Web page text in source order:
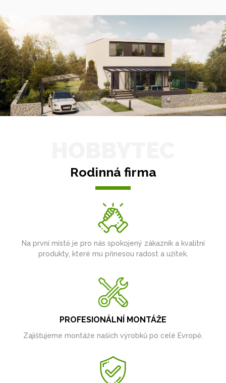
Rodinná firma
Na první místě je pro nás spokojený zákazník a kvalitní
produkty, které mu přinesou radost a užitek.
PROFESIONÁLNÍ MONTÁŽE
Zajišťujeme montáže našich výrobků po celé Evropě.